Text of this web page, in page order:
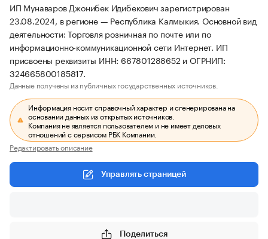
ИП Мунаваров Джонибек Идибекович зарегистрирован
23.08.2024, в регионе — Республика Калмыкия. Основной вид
деятельности: Торговля розничная по почте или по
информационно-коммуникационной сети Интернет. ИП
присвоены реквизиты ИНН: 667801288652 и ОГРНИП:
324665800185817.
Данные получены из публичных государственных источников.
Информация носит справочный характер и сгенерирована на
основании данных из открытых источников.
Компания не является пользователем и не имеет деловых
отношений с сервисом РБК Компании.
Редактировать описание
Управлять страницей
Поделиться